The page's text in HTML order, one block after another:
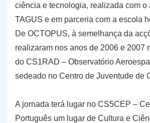
ciência e tecnologia, realizada com o
TAGUS e em parceria com a escola
De OCTOPUS, à semelhança da
realizaram nos anos de 2006 e 2007
do CS1RAD – Observatório
sedeado no Centro de Juventude de
A jornada terá lugar no CS5CEP –
Português um lugar de Cultura e